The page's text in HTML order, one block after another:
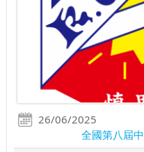
26/06/2025
全國第八屆